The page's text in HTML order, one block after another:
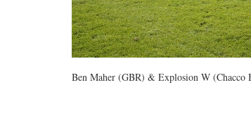
Ben Maher (GBR) & Explosion W (Chacco